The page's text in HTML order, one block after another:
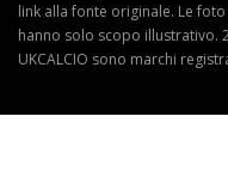
link alla fonte originale. Le
hanno solo scopo illustrativo.
UKCALCIO sono marchi